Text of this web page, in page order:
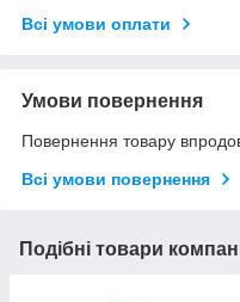
Всі умови оплати
Умови повернення
Повернення товару
Всі умови повернення
Подібні товари